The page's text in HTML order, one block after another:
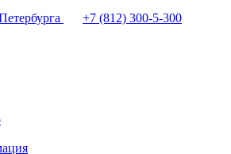
+7 (812) 300-5-300